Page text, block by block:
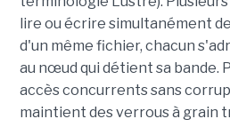
lire ou écrire simultanément
d'un même fichier, chacun
au nœud qui détient sa bande.
accès concurrents sans
maintient des verrous à grain